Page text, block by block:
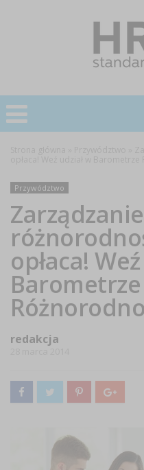
Przywództwo
Zarządzanie
opłaca!
Barometrze
redakcja